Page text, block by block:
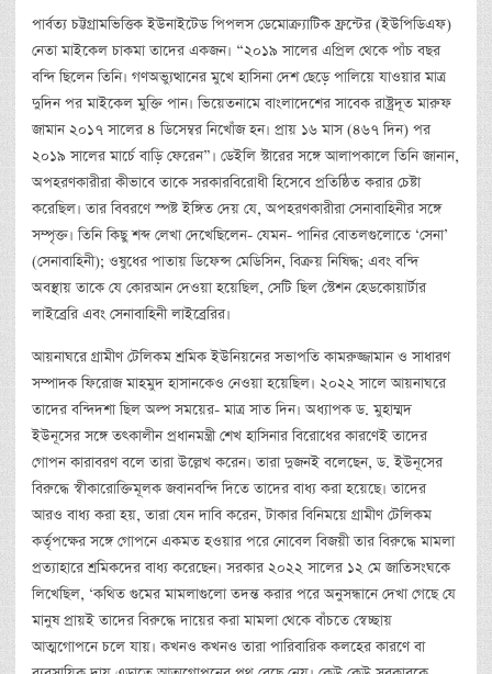
পার্বত্য চট্টগ্রামভিত্তিক ইউনাইটেড পিপলস ডেমোক্র্যাটিক ফ্রন্টের (ইউপিডিএফ)
নেতা মাইকেল চাকমা তাদের একজন। “২০১৯ সালের এপ্রিল থেকে পাঁচ বছর
বন্দি ছিলেন তিনি। গণঅভ্যুত্থানের মুখে হাসিনা দেশ ছেড়ে পালিয়ে যাওয়ার মাত্র
দুদিন পর মাইকেল মুক্তি পান। ভিয়েতনামে বাংলাদেশের সাবেক রাষ্ট্রদূত মারুফ
জামান ২০১৭ সালের ৪ ডিসেম্বর নিখোঁজ হন। প্রায় ১৬ মাস (৪৬৭ দিন) পর
২০১৯ সালের মার্চে বাড়ি ফেরেন”। ডেইলি স্টারের সঙ্গে আলাপকালে তিনি জানান,
অপহরণকারীরা কীভাবে তাকে সরকারবিরোধী হিসেবে প্রতিষ্ঠিত করার চেষ্টা
করেছিল। তার বিবরণে স্পষ্ট ইঙ্গিত দেয় যে, অপহরণকারীরা সেনাবাহিনীর সঙ্গে
সম্পৃক্ত। তিনি কিছু শব্দ লেখা দেখেছিলেন- যেমন- পানির বোতলগুলোতে ‘সেনা’
(সেনাবাহিনী); ওষুধের পাতায় ডিফেন্স মেডিসিন, বিক্রয় নিষিদ্ধ; এবং বন্দি
অবস্থায় তাকে যে কোরআন দেওয়া হয়েছিল, সেটি ছিল স্টেশন হেডকোয়ার্টার
লাইব্রেরি এবং সেনাবাহিনী লাইব্রেরির।
আয়নাঘরে গ্রামীণ টেলিকম শ্রমিক ইউনিয়নের সভাপতি কামরুজ্জামান ও সাধারণ
সম্পাদক ফিরোজ মাহমুদ হাসানকেও নেওয়া হয়েছিল। ২০২২ সালে আয়নাঘরে
তাদের বন্দিদশা ছিল অল্প সময়ের- মাত্র সাত দিন। অধ্যাপক ড. মুহাম্মদ
ইউনূসের সঙ্গে তৎকালীন প্রধানমন্ত্রী শেখ হাসিনার বিরোধের কারণেই তাদের
গোপন কারাবরণ বলে তারা উল্লেখ করেন। তারা দুজনই বলেছেন, ড. ইউনূসের
বিরুদ্ধে স্বীকারোক্তিমূলক জবানবন্দি দিতে তাদের বাধ্য করা হয়েছে। তাদের
আরও বাধ্য করা হয়, তারা যেন দাবি করেন, টাকার বিনিময়ে গ্রামীণ টেলিকম
কর্তৃপক্ষের সঙ্গে গোপনে একমত হওয়ার পরে নোবেল বিজয়ী তার বিরুদ্ধে মামলা
প্রত্যাহারে শ্রমিকদের বাধ্য করেছেন। সরকার ২০২২ সালের ১২ মে জাতিসংঘকে
লিখেছিল, ‘কথিত গুমের মামলাগুলো তদন্ত করার পরে অনুসন্ধানে দেখা গেছে যে
মানুষ প্রায়ই তাদের বিরুদ্ধে দায়ের করা মামলা থেকে বাঁচতে স্বেচ্ছায়
আত্মগোপনে চলে যায়। কখনও কখনও তারা পারিবারিক কলহের কারণে বা